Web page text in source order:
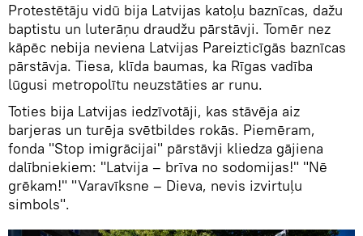
Protestētāju vidū bija Latvijas katoļu baznīcas, dažu
baptistu un luterāņu draudžu pārstāvji. Tomēr nez
kāpēc nebija neviena Latvijas Pareizticīgās baznīcas
pārstāvja. Tiesa, klīda baumas, ka Rīgas vadība
lūgusi metropolītu neuzstāties ar runu.
Toties bija Latvijas iedzīvotāji, kas stāvēja aiz
barjeras un turēja svētbildes rokās. Piemēram,
fonda "Stop imigrācijai" pārstāvji kliedza gājiena
dalībniekiem: "Latvija – brīva no sodomijas!" "Nē
grēkam!" "Varavīksne – Dieva, nevis izvirtuļu
simbols".